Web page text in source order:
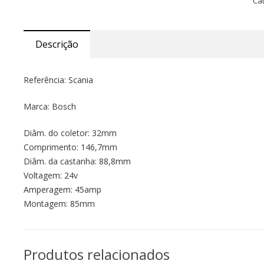
Descrição
Referência: Scania
Marca: Bosch
Diâm. do coletor: 32mm
Comprimento: 146,7mm
Diâm. da castanha: 88,8mm
Voltagem: 24v
Amperagem: 45amp
Montagem: 85mm
Produtos relacionados